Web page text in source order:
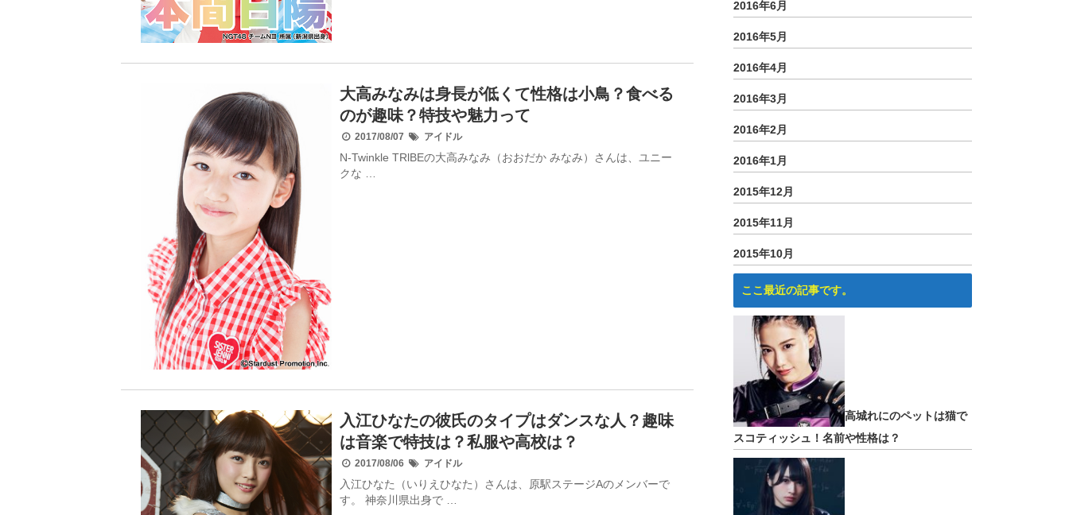
大高みなみは身長が低くて性格は小鳥？食べる
のが趣味？特技や魅力って
2017/08/07 アイドル
N-Twinkle TRlBEの大高みなみ（おおだか みなみ）さんは、ユニー
クな …
入江ひなたの彼氏のタイプはダンスな人？趣味
は音楽で特技は？私服や高校は？
2017/08/06 アイドル
入江ひなた（いりえひなた）さんは、原駅ステージAのメンバーで
す。 神奈川県出身で …
2016年6月
2016年5月
2016年4月
2016年3月
2016年2月
2016年1月
2015年12月
2015年11月
2015年10月
ここ最近の記事です。
高城れにのペットは猫で
スコティッシュ！名前や性格は？